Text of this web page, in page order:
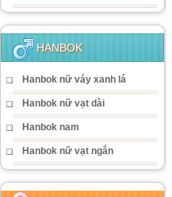
HANBOK
Hanbok nữ váy xanh lá
Hanbok nữ vạt dài
Hanbok nam
Hanbok nữ vạt ngắn